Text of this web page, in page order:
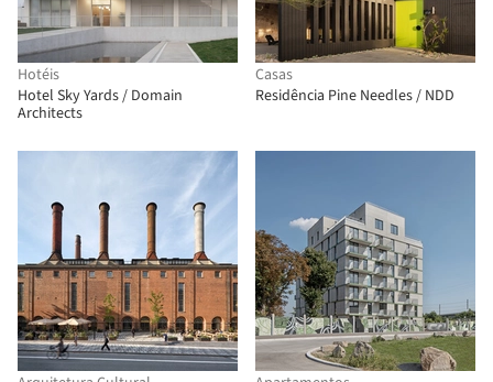
Hotéis
Hotel Sky Yards / Domain
Architects
Casas
Residência Pine Needles / NDD